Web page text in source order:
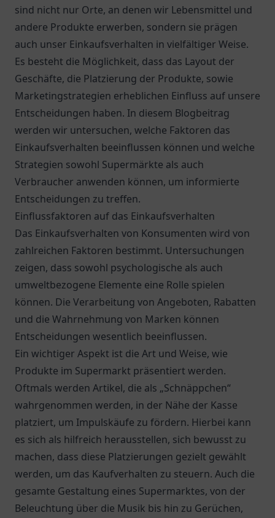
sind nicht nur Orte, an denen wir Lebensmittel und
andere Produkte erwerben, sondern sie prägen
auch unser Einkaufsverhalten in vielfältiger Weise.
Es besteht die Möglichkeit, dass das Layout der
Geschäfte, die Platzierung der Produkte, sowie
Marketingstrategien erheblichen Einfluss auf unsere
Entscheidungen haben. In diesem Blogbeitrag
werden wir untersuchen, welche Faktoren das
Einkaufsverhalten beeinflussen können und welche
Strategien sowohl Supermärkte als auch
Verbraucher anwenden können, um informierte
Entscheidungen zu treffen.
Einflussfaktoren auf das Einkaufsverhalten
Das Einkaufsverhalten von Konsumenten wird von
zahlreichen Faktoren bestimmt. Untersuchungen
zeigen, dass sowohl psychologische als auch
umweltbezogene Elemente eine Rolle spielen
können. Die Verarbeitung von Angeboten, Rabatten
und die Wahrnehmung von Marken können
Entscheidungen wesentlich beeinflussen.
Ein wichtiger Aspekt ist die Art und Weise, wie
Produkte im Supermarkt präsentiert werden.
Oftmals werden Artikel, die als „Schnäppchen“
wahrgenommen werden, in der Nähe der Kasse
platziert, um Impulskäufe zu fördern. Hierbei kann
es sich als hilfreich herausstellen, sich bewusst zu
machen, dass diese Platzierungen gezielt gewählt
werden, um das Kaufverhalten zu steuern. Auch die
gesamte Gestaltung eines Supermarktes, von der
Beleuchtung über die Musik bis hin zu Gerüchen,